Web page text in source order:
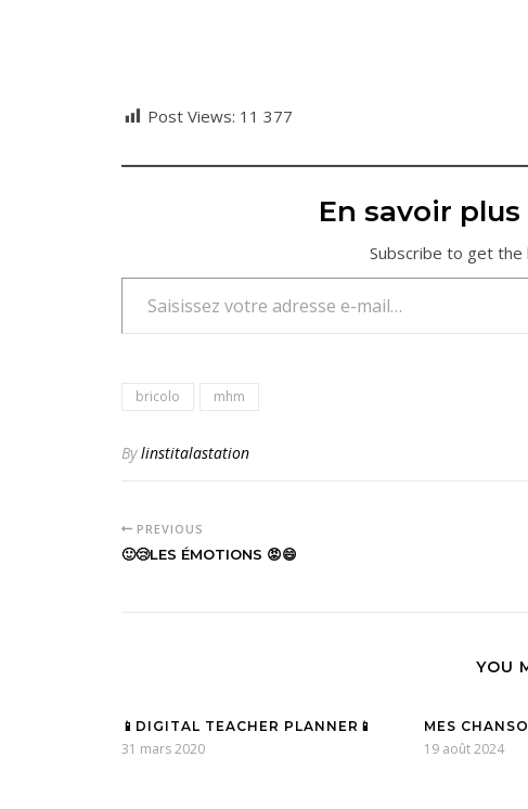
Post Views: 11 377
En savoir
Subscribe to get
Saisissez votre adresse e-mail…
bricolo mhm
Bylinstitalastation
PREVIOUS
🙂😢LES ÉMOTIONS 😡😄
YOU
📱DIGITAL TEACHER PLANNER📱
31 mars 2020
MES
19 août 2024